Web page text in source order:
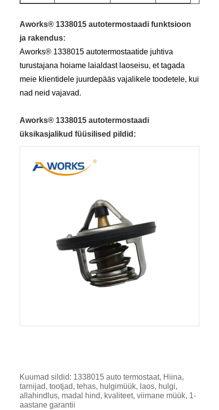
Aworks® 1338015 autotermostaadi funktsioon
ja rakendus:
Aworks® 1338015 autotermostaatide juhtiva
turustajana hoiame laialdast laoseisu, et tagada
meie klientidele juurdepääs vajalikele toodetele, kui
nad neid vajavad.
Aworks® 1338015 autotermostaadi
üksikasjalikud füüsilised pildid:
Kuumad sildid: 1338015 auto termostaat, Hiina,
tarnijad, tootjad, tehas, hulgimüük, laos, hulgi,
allahindlus, madal hind, kvaliteet, viimane müük, 1-
aastane garantii